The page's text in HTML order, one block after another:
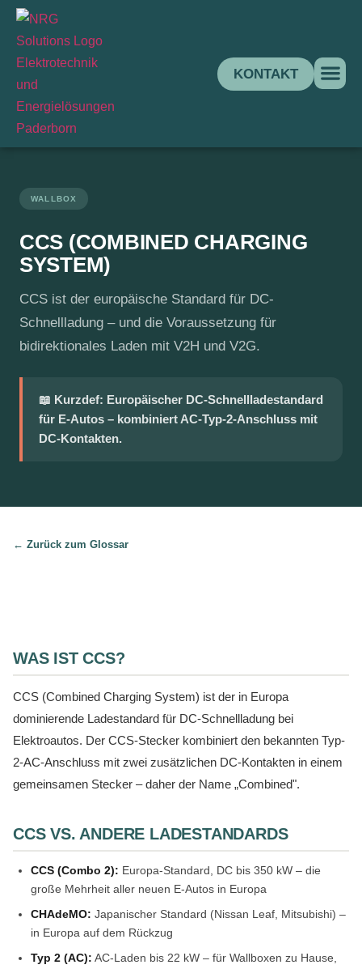
KONTAKT
WALLBOX
CCS (COMBINED CHARGING
SYSTEM)
CCS ist der europäische Standard für DC-
Schnellladung – und die Voraussetzung für
bidirektionales Laden mit V2H und V2G.
📖 Kurzdef: Europäischer DC-Schnellladestandard
für E-Autos – kombiniert AC-Typ-2-Anschluss mit
DC-Kontakten.
← Zurück zum Glossar
WAS IST CCS?
CCS (Combined Charging System) ist der in Europa
dominierende Ladestandard für DC-Schnellladung bei
Elektroautos. Der CCS-Stecker kombiniert den bekannten Typ-
2-AC-Anschluss mit zwei zusätzlichen DC-Kontakten in einem
gemeinsamen Stecker – daher der Name „Combined".
CCS VS. ANDERE LADESTANDARDS
CCS (Combo 2): Europa-Standard, DC bis 350 kW – die
große Mehrheit aller neuen E-Autos in Europa
CHAdeMO: Japanischer Standard (Nissan Leaf, Mitsubishi) –
in Europa auf dem Rückzug
Typ 2 (AC): AC-Laden bis 22 kW – für Wallboxen zu Hause,